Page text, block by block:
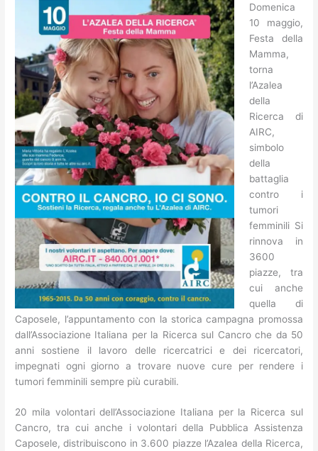
Domenica
10 maggio,
Festa della
Mamma,
torna
l’Azalea
della
Ricerca di
AIRC,
simbolo
della
battaglia
contro i
tumori
femminili Si
rinnova in
3600
piazze, tra
cui anche
quella di
Caposele, l’appuntamento con la storica campagna promossa
dall’Associazione Italiana per la Ricerca sul Cancro che da 50
anni sostiene il lavoro delle ricercatrici e dei ricercatori,
impegnati ogni giorno a trovare nuove cure per rendere i
tumori femminili sempre più curabili.
20 mila volontari dell’Associazione Italiana per la Ricerca sul
Cancro, tra cui anche i volontari della Pubblica Assistenza
Caposele, distribuiscono in 3.600 piazze l’Azalea della Ricerca,